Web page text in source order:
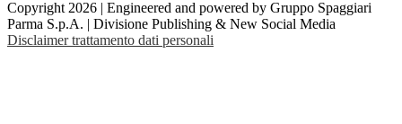
Copyright 2026 | Engineered and powered by Gruppo Spaggiari
Parma S.p.A. | Divisione Publishing & New Social Media
Disclaimer trattamento dati personali